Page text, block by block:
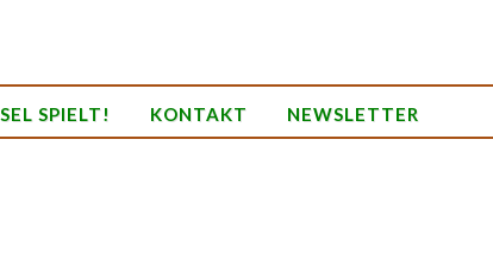
SPIELT! KONTAKT NEWSLETTER